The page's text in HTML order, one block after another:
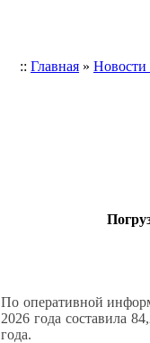
:: Главная »
По оперативной
2026 года составила
года.